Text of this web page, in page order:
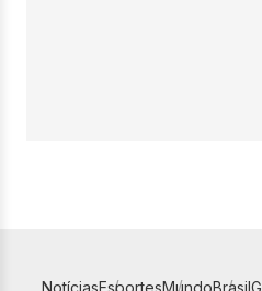
NotíciasEsportesMundoBrasil